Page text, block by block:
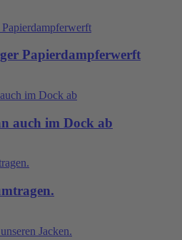
Papierdampferwerft
auch im Dock ab